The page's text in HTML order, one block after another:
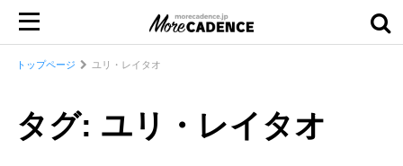
トップページ ユリ・レイタオ
タグ: ユリ・レイタオ